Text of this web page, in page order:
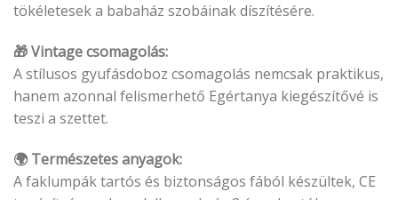
tökéletesek a babaház szobáinak díszítésére.
🎁 Vintage csomagolás:
A stílusos gyufásdoboz csomagolás nemcsak praktikus,
hanem azonnal felismerhető Egértanya kiegészítővé is
teszi a szettet.
🌍 Természetes anyagok:
A faklumpák tartós és biztonságos fából készültek, CE